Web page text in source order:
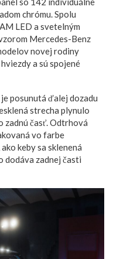
chrómu. Spolu
LED a svetelným
Mercedes-Benz
novej rodiny
a sú spojené
posunutá ďalej dozadu
strecha plynulo
zadnú časť. Odtrhová
vo farbe
keby sa sklenená
dodáva zadnej časti